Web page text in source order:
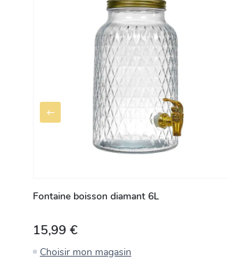
Fontaine boisson diamant 6L
15,99 €
Choisir mon magasin